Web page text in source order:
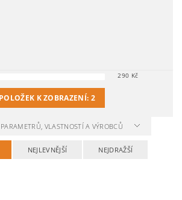
290 Kč
POLOŽEK K ZOBRAZENÍ: 2
VLASTNOSTÍ A VÝROBCŮ
NEJLEVNĚJŠÍ NEJDRAŽŠÍ